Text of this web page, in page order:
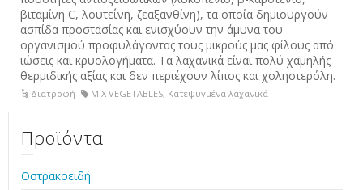
βιταμίνη C, λουτεΐνη, ζεαξανθίνη), τα οποία δημιουργούν
ασπίδα προστασίας και ενισχύουν την άμυνα του
οργανισμού προφυλάγοντας τους μικρούς μας φίλους από
ιώσεις και κρυολογήματα. Τα λαχανικά είναι πολύ χαμηλής
θερμιδικής αξίας και δεν περιέχουν λίπος και χοληστερόλη.
Διατροφή MIX VEGETABLES, Κατεψυγμένα λαχανικά
Προϊόντα
Οστρακοειδή